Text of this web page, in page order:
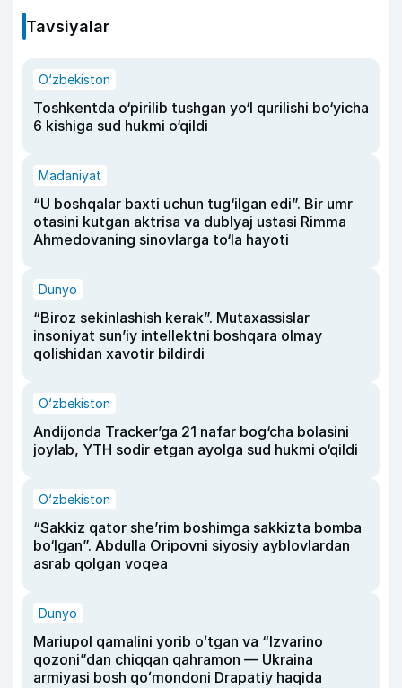
Tavsiyalar
O‘zbekiston
Toshkentda o‘pirilib tushgan yo‘l qurilishi bo‘yicha
6 kishiga sud hukmi o‘qildi
Madaniyat
“U boshqalar baxti uchun tug‘ilgan edi”. Bir umr
otasini kutgan aktrisa va dublyaj ustasi Rimma
Ahmedovaning sinovlarga to‘la hayoti
Dunyo
“Biroz sekinlashish kerak”. Mutaxassislar
insoniyat sun’iy intellektni boshqara olmay
qolishidan xavotir bildirdi
O‘zbekiston
Andijonda Tracker’ga 21 nafar bog‘cha bolasini
joylab, YTH sodir etgan ayolga sud hukmi o‘qildi
O‘zbekiston
“Sakkiz qator she’rim boshimga sakkizta bomba
bo‘lgan”. Abdulla Oripovni siyosiy ayblovlardan
asrab qolgan voqea
Dunyo
Mariupol qamalini yorib oʻtgan va “Izvarino
qozoni”dan chiqqan qahramon — Ukraina
armiyasi bosh qoʻmondoni Drapatiy haqida